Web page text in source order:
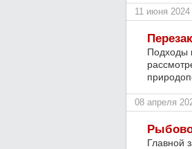
11 июня 2024
Подходы
08 апреля
Главной